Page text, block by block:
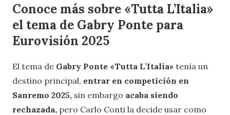
Conoce más sobre «Tutta L’Italia»
el tema de Gabry Ponte para
Eurovisión 2025
El tema de Gabry Ponte «Tutta L’Italia» tenía un
destino principal, entrar en competición en
Sanremo 2025, sin embargo acaba siendo
rechazada, pero Carlo Conti la decide usar como